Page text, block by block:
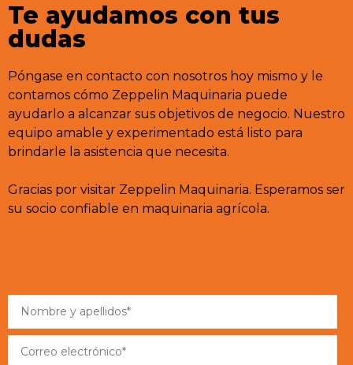
Te ayudamos con tus
dudas
Póngase en contacto con nosotros hoy mismo y le
contamos cómo Zeppelin Maquinaria puede
ayudarlo a alcanzar sus objetivos de negocio. Nuestro
equipo amable y experimentado está listo para
brindarle la asistencia que necesita.
Gracias por visitar Zeppelin Maquinaria. Esperamos ser
su socio confiable en maquinaria agrícola.